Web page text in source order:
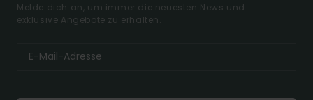
Melde dich an, um immer die neuesten News und
exklusive Angebote zu erhalten.